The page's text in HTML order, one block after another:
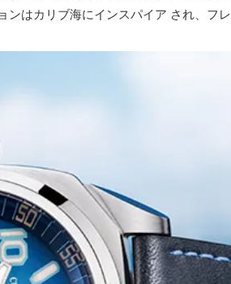
はカリブ海にインスパイア され、フ